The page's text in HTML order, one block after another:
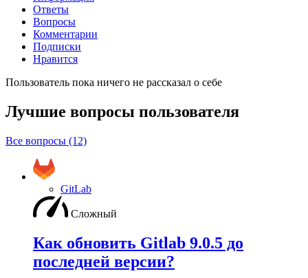
Ответы
Вопросы
Комментарии
Подписки
Нравится
Пользователь пока ничего не рассказал о себе
Лучшие вопросы пользователя
Все вопросы (12)
GitLab
Сложный
Как обновить Gitlab 9.0.5 до
последней версии?